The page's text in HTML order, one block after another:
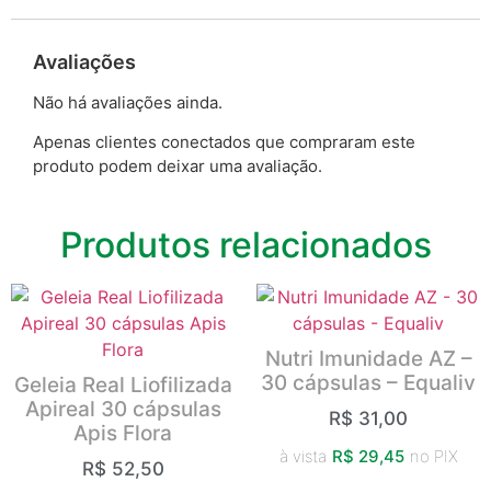
Avaliações
Não há avaliações ainda.
Apenas clientes conectados que compraram este
produto podem deixar uma avaliação.
Produtos relacionados
Geleia Real Liofilizada
Apireal 30 cápsulas
Apis Flora
R$ 52,50
Nutri Imunidade AZ –
30 cápsulas – Equaliv
R$ 31,00
à vista R$ 29,45 no PIX